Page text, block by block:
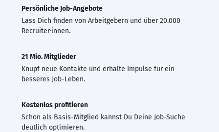
Persönliche Job-Angebote
Lass Dich finden von Arbeitgebern und über 20.000
Recruiter·innen.
21 Mio. Mitglieder
Knüpf neue Kontakte und erhalte Impulse für ein
besseres Job-Leben.
Kostenlos profitieren
Schon als Basis-Mitglied kannst Du Deine Job-Suche
deutlich optimieren.